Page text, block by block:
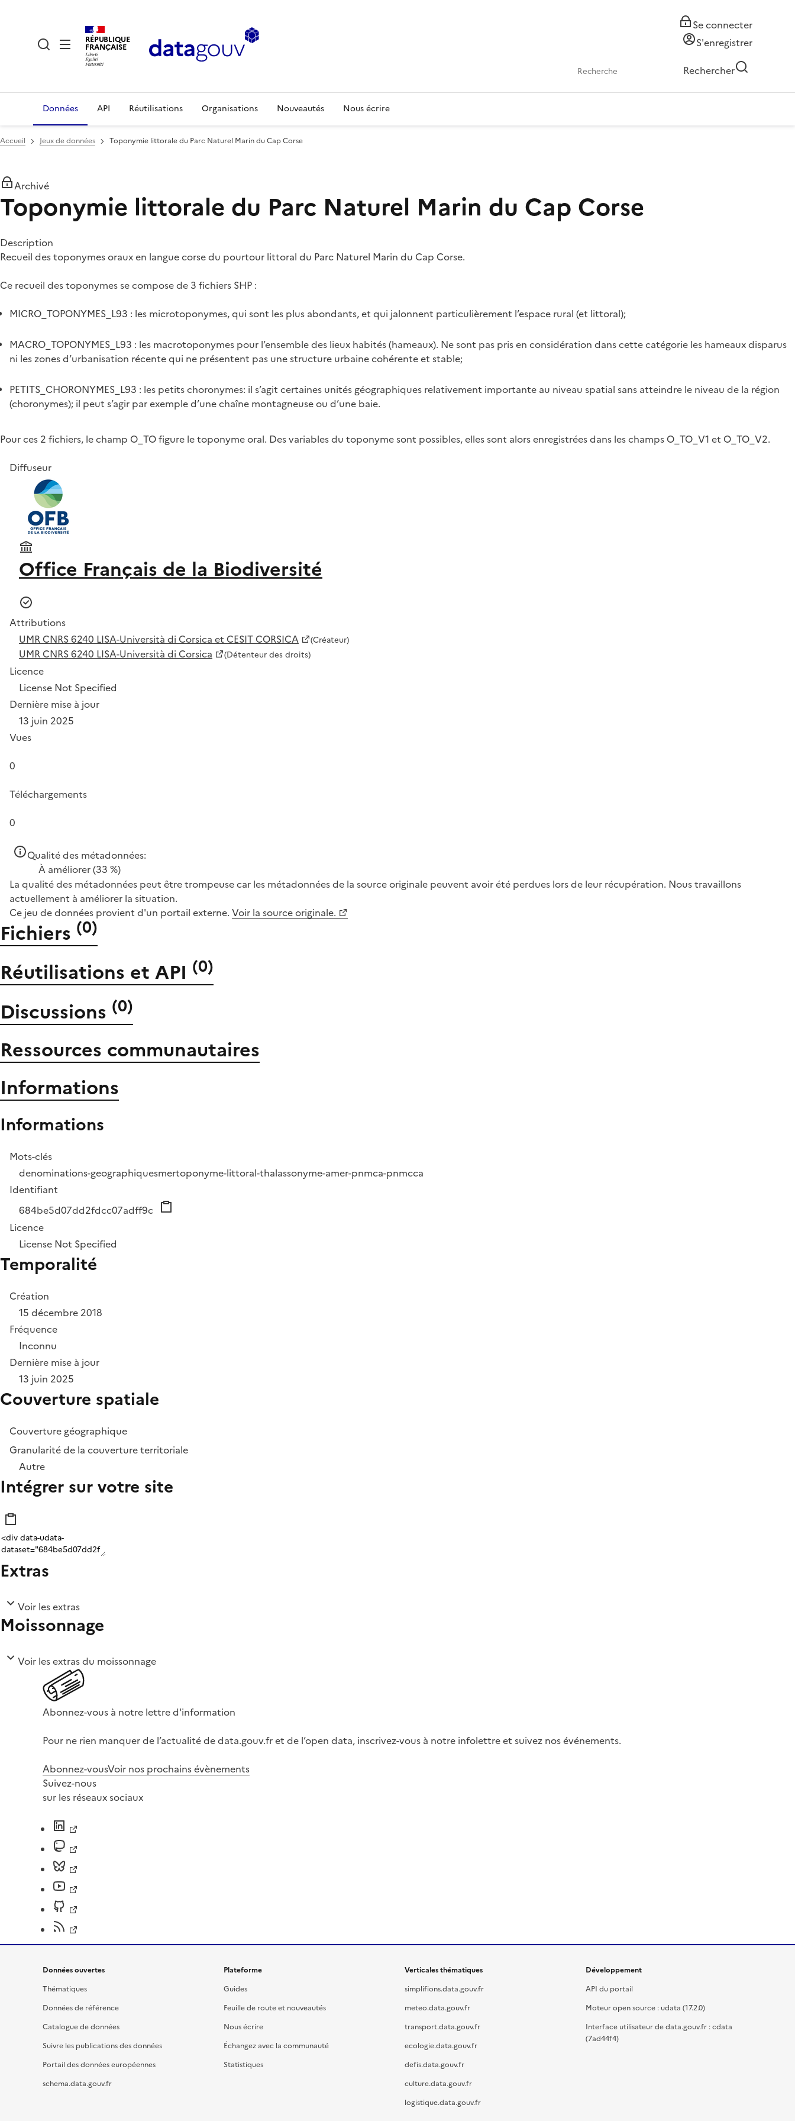
RÉPUBLIQUE
FRANÇAISE
Se connecter
S'enregistrer
Rechercher
Données API Réutilisations Organisations Nouveautés Nous écrire
Accueil Jeux de données Toponymie littorale du Parc Naturel Marin du Cap Corse
Archivé
Toponymie littorale du Parc Naturel Marin du Cap Corse
Description
Recueil des toponymes oraux en langue corse du pourtour littoral du Parc Naturel Marin du Cap Corse.
Ce recueil des toponymes se compose de 3 fichiers SHP :
MICRO_TOPONYMES_L93 : les microtoponymes, qui sont les plus abondants, et qui jalonnent particulièrement l’espace rural (et littoral);
MACRO_TOPONYMES_L93 : les macrotoponymes pour l’ensemble des lieux habités (hameaux). Ne sont pas pris en considération dans cette catégorie les hameaux disparus
ni les zones d’urbanisation récente qui ne présentent pas une structure urbaine cohérente et stable;
PETITS_CHORONYMES_L93 : les petits choronymes: il s’agit certaines unités géographiques relativement importante au niveau spatial sans atteindre le niveau de la région
(choronymes); il peut s’agir par exemple d’une chaîne montagneuse ou d’une baie.
Pour ces 2 fichiers, le champ O_TO figure le toponyme oral. Des variables du toponyme sont possibles, elles sont alors enregistrées dans les champs O_TO_V1 et O_TO_V2.
Diffuseur
Office Français de la Biodiversité
Attributions
UMR CNRS 6240 LISA-Università di Corsica et CESIT CORSICA
(Créateur)
UMR CNRS 6240 LISA-Università di Corsica (Détenteur des droits)
Licence
License Not Specified
Dernière mise à jour
13 juin 2025
Vues
0
Téléchargements
0
Qualité des métadonnées:
À améliorer(33 %)
La qualité des métadonnées peut être trompeuse car les métadonnées de la source originale peuvent avoir été perdues lors de leur récupération. Nous travaillons
actuellement à améliorer la situation.
Ce jeu de données provient d'un portail externe. Voir la source originale.
Fichiers (0)
Réutilisations et API (0)
Discussions (0)
Ressources communautaires
Informations
Informations
Mots-clés
denominations-geographiquesmertoponyme-littoral-thalassonyme-amer-pnmca-pnmcca
Identifiant
684be5d07dd2fdcc07adff9c
Licence
License Not Specified
Temporalité
Création
15 décembre 2018
Fréquence
Inconnu
Dernière mise à jour
13 juin 2025
Couverture spatiale
Couverture géographique
Granularité de la couverture territoriale
Autre
Intégrer sur votre site
Extras
Voir les extras
Moissonnage
Voir les extras du moissonnage
Abonnez-vous à notre lettre d'information
Pour ne rien manquer de l’actualité de data.gouv.fr et de l’open data, inscrivez-vous à notre infolettre et suivez nos événements.
Abonnez-vousVoir nos prochains évènements
Suivez-nous
sur les réseaux sociaux
Données ouvertes
Thématiques
Données de référence
Catalogue de données
Suivre les publications des données
Portail des données européennes
schema.data.gouv.fr
Plateforme
Guides
Feuille de route et nouveautés
Nous écrire
Échangez avec la communauté
Statistiques
Verticales thématiques
simplifions.data.gouv.fr
meteo.data.gouv.fr
transport.data.gouv.fr
ecologie.data.gouv.fr
defis.data.gouv.fr
culture.data.gouv.fr
logistique.data.gouv.fr
Développement
API du portail
Moteur open source : udata (17.2.0)
Interface utilisateur de data.gouv.fr : cdata
(7ad44f4)